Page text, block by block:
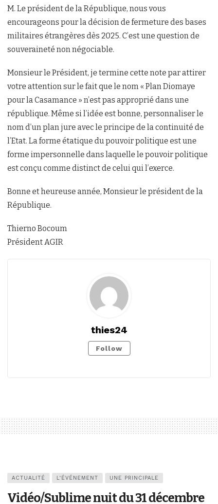
M. Le président de la République, nous vous
encourageons pour la décision de fermeture des bases
militaires étrangères dès 2025. C’est une question de
souveraineté non négociable.
Monsieur le Président, je termine cette note par attirer
votre attention sur le fait que le nom « Plan Diomaye
pour la Casamance » n’est pas approprié dans une
république. Même si l’idée est bonne, personnaliser le
nom d’un plan jure avec le principe de la continuité de
l’Etat. La forme étatique du pouvoir politique est une
forme impersonnelle dans laquelle le pouvoir politique
est conçu comme distinct de celui qui l’exerce.
Bonne et heureuse année, Monsieur le président de la
République.
Thierno Bocoum
Président AGIR
thies24
Follow
ACTUALITÉ L'ÉVÉNEMENT UNE PRINCIPALE
Vidéo/Sublime nuit du 31 décembre